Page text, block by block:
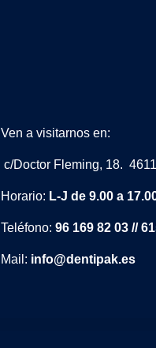
Ven a visitarnos en:
c/Doctor Fleming, 18.
Horario: L-J de 9.00 a
Teléfono: 96 169 82 03 //
Mail: info@dentipak.es